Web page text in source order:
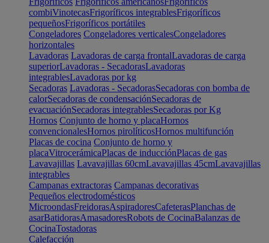
combiVinotecasFrigoríficos integrablesFrigoríficos
pequeñosFrigoríficos portátiles
Congeladores Congeladores verticalesCongeladores
horizontales
Lavadoras Lavadoras de carga frontalLavadoras de carga
superiorLavadoras - SecadorasLavadoras
integrablesLavadoras por kg
Secadoras Lavadoras - SecadorasSecadoras con bomba de
calorSecadoras de condensaciónSecadoras de
evacuaciónSecadoras integrablesSecadoras por Kg
Hornos Conjunto de horno y placaHornos
convencionalesHornos pirolíticosHornos multifunción
Placas de cocina Conjunto de horno y
placaVitrocerámicaPlacas de inducciónPlacas de gas
Lavavajillas Lavavajillas 60cmLavavajillas 45cmLavavajillas
integrables
Campanas extractoras Campanas decorativas
Pequeños electrodomésticos
MicroondasFreidorasAspiradoresCafeterasPlanchas de
asarBatidorasAmasadoresRobots de CocinaBalanzas de
CocinaTostadoras
Calefacción